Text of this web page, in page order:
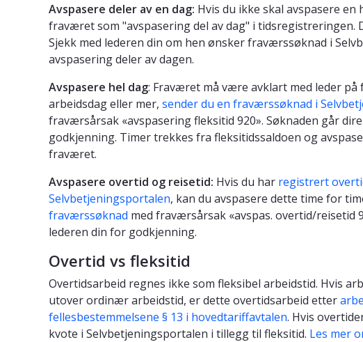
Avspasere deler av en dag: Hvis du ikke skal avspasere
fraværet som "avspasering del av dag" i tidsregistreringen.
Sjekk med lederen din om hen ønsker fraværssøknad i
avspasering deler av dagen.
Avspasere hel dag: Fraværet må være avklart med leder på
arbeidsdag eller mer, sender du en fraværssøknad i
fraværsårsak «avspasering fleksitid 920». Søknaden går
godkjenning. Timer trekkes fra fleksitidssaldoen og
fraværet.
Avspasere overtid og reisetid: Hvis du har registrert
Selvbetjeningsportalen, kan du avspasere dette time for
fraværssøknad med fraværsårsak «avspas. overtid/reisetid
lederen din for godkjenning.
Overtid vs fleksitid
Overtidsarbeid regnes ikke som fleksibel arbeidstid. Hvis
utover ordinær arbeidstid, er dette overtidsarbeid etter
fellesbestemmelsene § 13 i hovedtariffavtalen. Hvis
kvote i Selvbetjeningsportalen i tillegg til fleksitid. Les mer